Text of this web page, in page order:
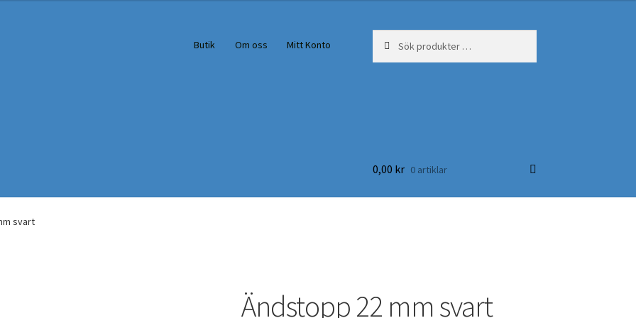
Butik Om oss Mitt Konto
efter:
0,00 kr 0 artiklar
svart
Ändstopp 22 mm svart